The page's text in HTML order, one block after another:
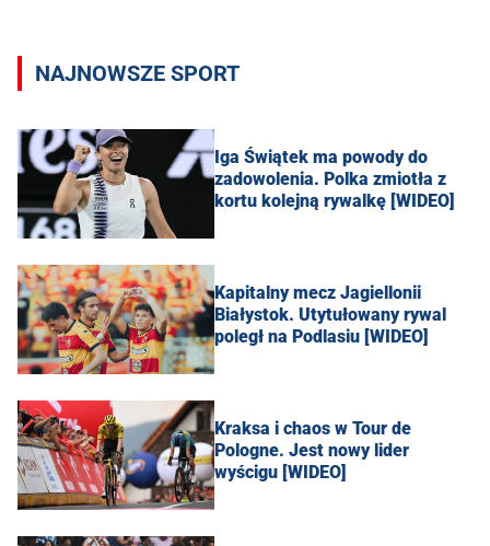
NAJNOWSZE SPORT
Iga Świątek ma powody do
zadowolenia. Polka zmiotła z
kortu kolejną rywalkę [WIDEO]
Kapitalny mecz Jagiellonii
Białystok. Utytułowany rywal
poległ na Podlasiu [WIDEO]
Kraksa i chaos w Tour de
Pologne. Jest nowy lider
wyścigu [WIDEO]